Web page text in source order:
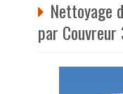
Nettoyage
par Couvreur